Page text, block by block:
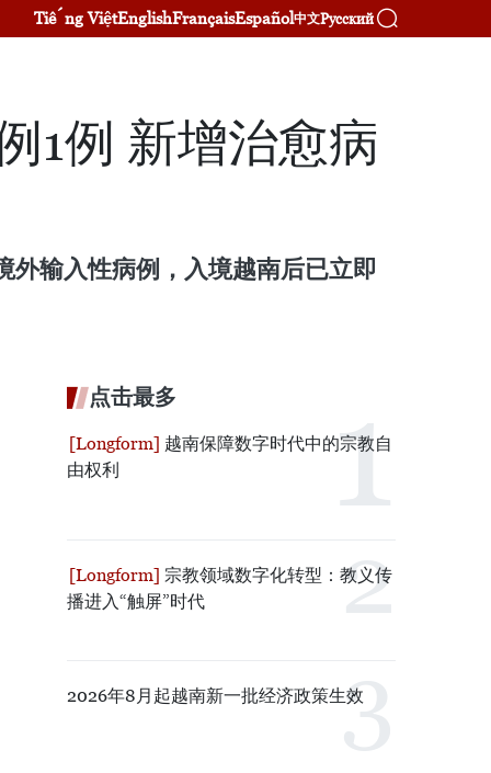
Tiếng ViệtEnglishFrançaisEspañol中文Русский
1例 新增治愈病
外输入性病例，入境越南后已立即
点击最多
越南保障数字时代中的宗教自
由权利
宗教领域数字化转型：教义传
播进入“触屏”时代
2026年8月起越南新一批经济政策生效